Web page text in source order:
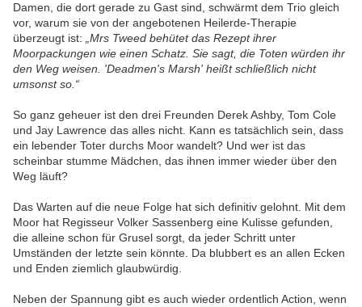
Damen, die dort gerade zu Gast sind, schwärmt dem Trio gleich
vor, warum sie von der angebotenen Heilerde-Therapie
überzeugt ist:
„Mrs Tweed behütet das Rezept ihrer
Moorpackungen wie einen Schatz. Sie sagt, die Toten würden ihr
den Weg weisen. 'Deadmen's Marsh' heißt schließlich nicht
umsonst so.“
So ganz geheuer ist den drei Freunden Derek Ashby, Tom Cole
und Jay Lawrence das alles nicht. Kann es tatsächlich sein, dass
ein lebender Toter durchs Moor wandelt? Und wer ist das
scheinbar stumme Mädchen, das ihnen immer wieder über den
Weg läuft?
Das Warten auf die neue Folge hat sich definitiv gelohnt. Mit dem
Moor hat Regisseur Volker Sassenberg eine Kulisse gefunden,
die alleine schon für Grusel sorgt, da jeder Schritt unter
Umständen der letzte sein könnte. Da blubbert es an allen Ecken
und Enden ziemlich glaubwürdig.
Neben der Spannung gibt es auch wieder ordentlich Action, wenn